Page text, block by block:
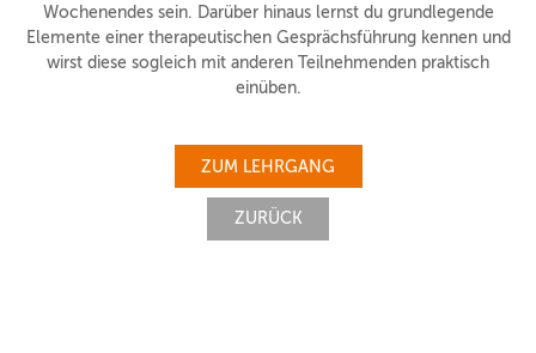
Wochenendes sein. Darüber hinaus lernst du grundlegende
Elemente einer therapeutischen Gesprächsführung kennen und
wirst diese sogleich mit anderen Teilnehmenden praktisch
einüben.
ZUM LEHRGANG
ZURÜCK